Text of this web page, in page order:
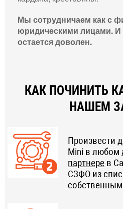
Мы сотрудничаем как с
юридическими лицами.
остается доволен.
КАК ПОЧИНИТЬ
НАШЕМ
Произвести
Mini в любом
партнере в
СЗФО из